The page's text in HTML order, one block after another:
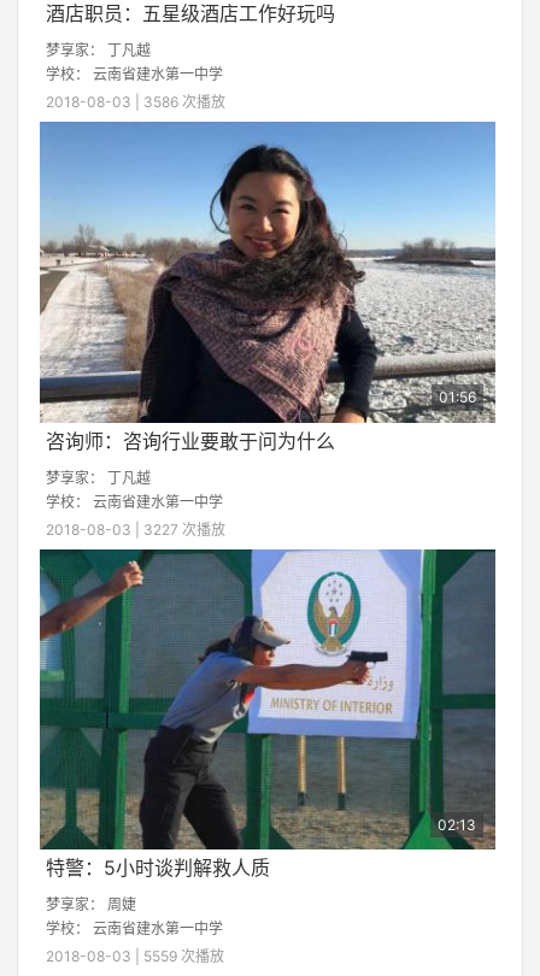
酒店职员：五星级酒店工作好玩吗
梦享家： 丁凡越
学校： 云南省建水第一中学
2018-08-03 | 3586 次播放
01:56
咨询师：咨询行业要敢于问为什么
梦享家： 丁凡越
学校： 云南省建水第一中学
2018-08-03 | 3227 次播放
02:13
特警：5小时谈判解救人质
梦享家： 周婕
学校： 云南省建水第一中学
2018-08-03 | 5559 次播放